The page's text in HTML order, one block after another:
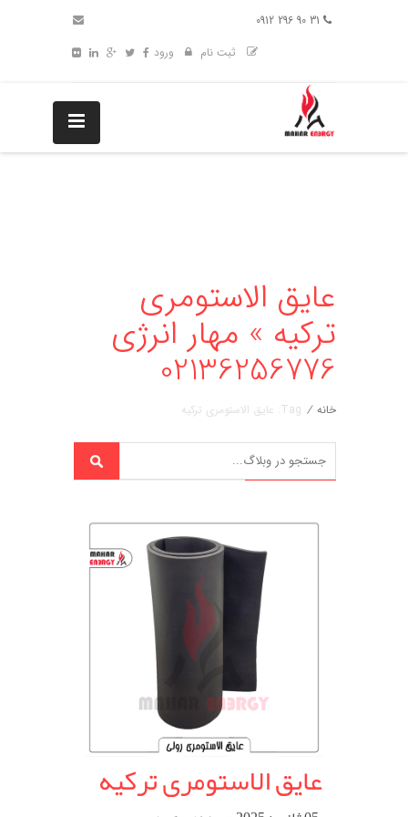
ثبت نام
ورود
عایق الاستومری
ترکیه » مهار انرژی
02136256776
خانه / Tag: عایق الاستومری ترکیه
عایق الاستومری ترکیه